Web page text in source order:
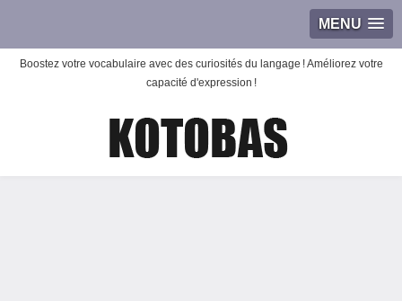
MENU
Boostez votre vocabulaire avec des curiosités du langage ! Améliorez votre
capacité d'expression !